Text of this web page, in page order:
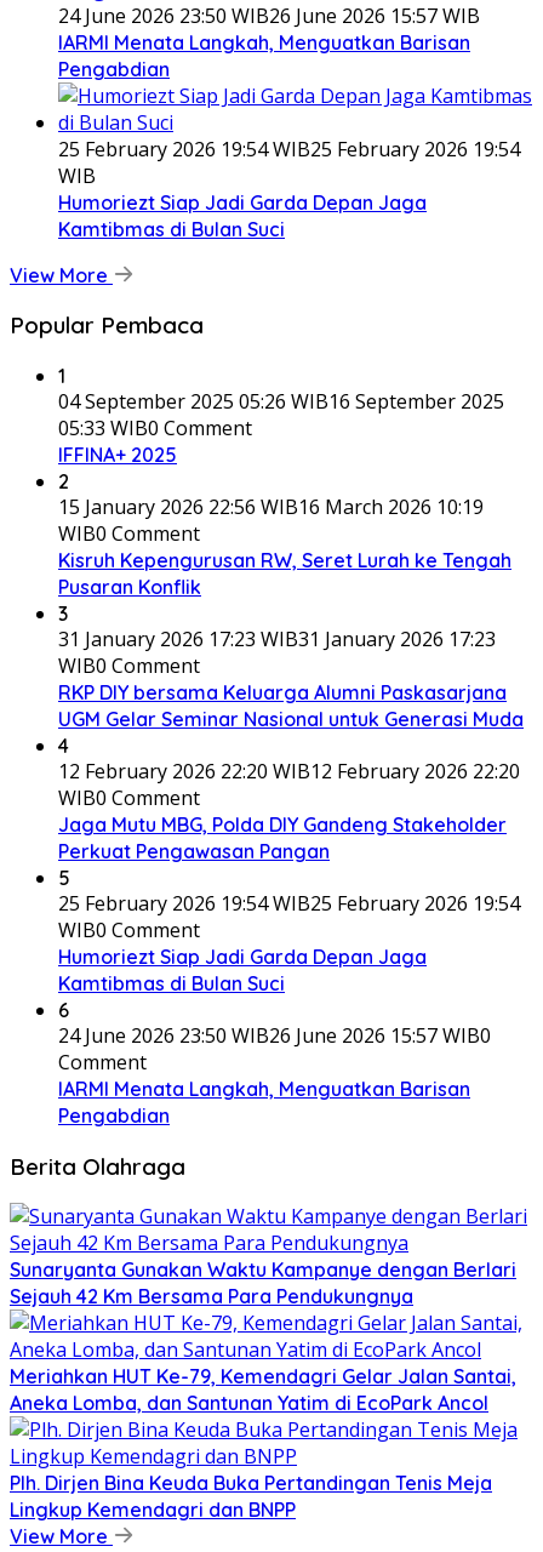
24 June 2026 23:50 WIB26 June 2026 15:57 WIB
IARMI Menata Langkah, Menguatkan Barisan
Pengabdian
25 February 2026 19:54 WIB25 February 2026 19:54
WIB
Humoriezt Siap Jadi Garda Depan Jaga
Kamtibmas di Bulan Suci
View More
Popular Pembaca
1
04 September 2025 05:26 WIB16 September 2025
05:33 WIB0 Comment
IFFINA+ 2025
2
15 January 2026 22:56 WIB16 March 2026 10:19
WIB0 Comment
Kisruh Kepengurusan RW, Seret Lurah ke Tengah
Pusaran Konflik
3
31 January 2026 17:23 WIB31 January 2026 17:23
WIB0 Comment
RKP DIY bersama Keluarga Alumni Paskasarjana
UGM Gelar Seminar Nasional untuk Generasi Muda
4
12 February 2026 22:20 WIB12 February 2026 22:20
WIB0 Comment
Jaga Mutu MBG, Polda DIY Gandeng Stakeholder
Perkuat Pengawasan Pangan
5
25 February 2026 19:54 WIB25 February 2026 19:54
WIB0 Comment
Humoriezt Siap Jadi Garda Depan Jaga
Kamtibmas di Bulan Suci
6
24 June 2026 23:50 WIB26 June 2026 15:57 WIB0
Comment
IARMI Menata Langkah, Menguatkan Barisan
Pengabdian
Berita Olahraga
Sunaryanta Gunakan Waktu Kampanye dengan Berlari
Sejauh 42 Km Bersama Para Pendukungnya
Meriahkan HUT Ke-79, Kemendagri Gelar Jalan Santai,
Aneka Lomba, dan Santunan Yatim di EcoPark Ancol
Plh. Dirjen Bina Keuda Buka Pertandingan Tenis Meja
Lingkup Kemendagri dan BNPP
View More